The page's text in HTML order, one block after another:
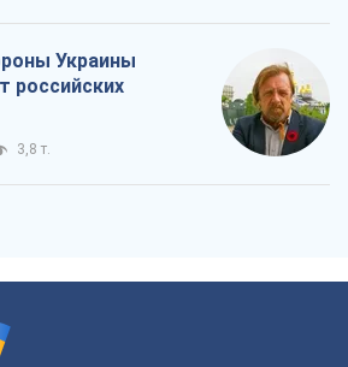
Украины
российских
3,8 т.